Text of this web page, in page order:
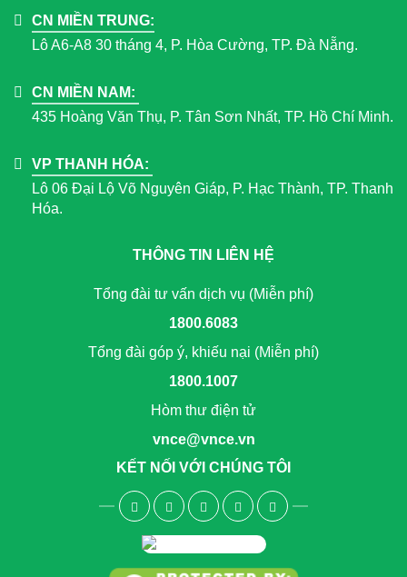
CN MIỀN TRUNG:
Lô A6-A8 30 tháng 4, P. Hòa Cường, TP. Đà Nẵng.
CN MIỀN NAM:
435 Hoàng Văn Thụ, P. Tân Sơn Nhất, TP. Hồ Chí Minh.
VP THANH HÓA:
Lô 06 Đại Lộ Võ Nguyên Giáp, P. Hạc Thành, TP. Thanh
Hóa.
THÔNG TIN LIÊN HỆ
Tổng đài tư vấn dịch vụ (Miễn phí)
1800.6083
Tổng đài góp ý, khiếu nại (Miễn phí)
1800.1007
Hòm thư điện tử
vnce@vnce.vn
KẾT NỐI VỚI CHÚNG TÔI